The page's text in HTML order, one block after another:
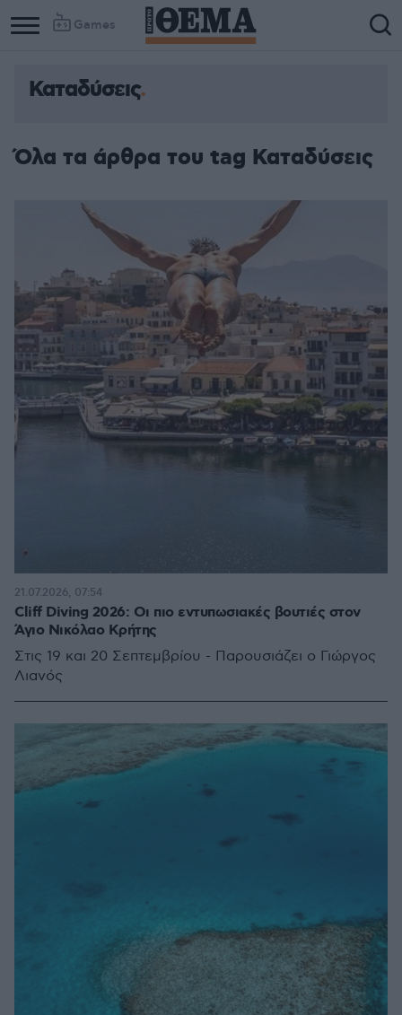
Games
Καταδύσεις
Όλα τα άρθρα του tag Καταδύσεις
Cliff Diving 2026: Οι πιο εντυπωσιακές βουτιές στον
Άγιο Νικόλαο Κρήτης
Στις 19 και 20 Σεπτεμβρίου - Παρουσιάζει ο Γιώργος
Λιανός
21.07.2026, 07:54